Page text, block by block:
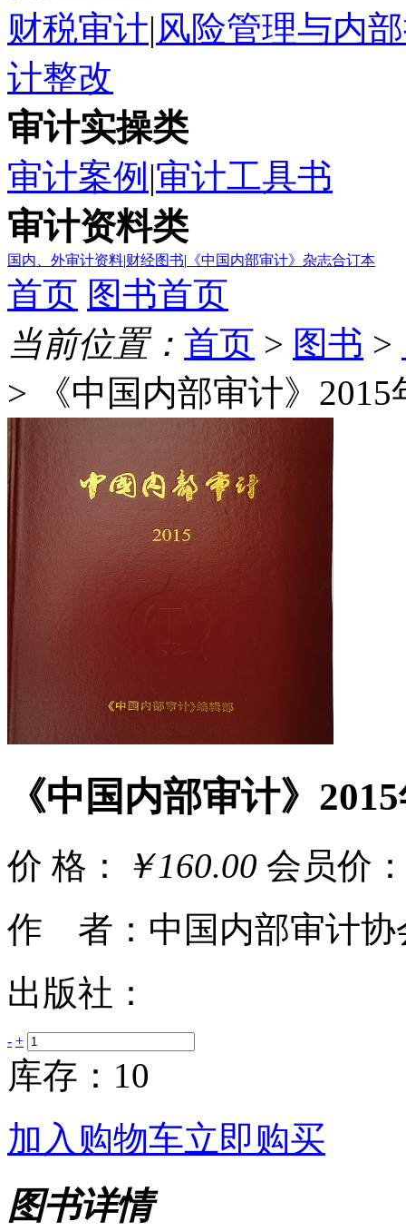
财税审计|风险管理与内
计整改
审计实操类
审计案例 |审计工具书
审计资料类
国内、外审计资料|财经图书| 《中国内部审计》杂志合订本
首页 图书首页
当前位置： 首页 > 图书 >
> 《中国内部审计》
《中国内部审计》
价 格： ￥160.00 会员价
作 者：中国内部审计协
出版社：
- +
库存：10
加入购物车立即购买
图书详情